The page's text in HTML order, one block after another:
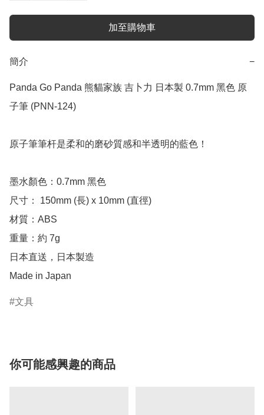
加至購物車
簡介 −
Panda Go Panda 熊貓家族 吉卜力 日本製 0.7mm 黑色 原
子筆 (PNN-124)
原子筆筆杆是柔和的磨砂質感和半透明的藍色！
墨水顏色：0.7mm 黑色
尺寸： 150mm (長) x 10mm (直徑)
材質：ABS
重量：約 7g
日本直送，日本製造
Made in Japan
文具
你可能感興趣的商品